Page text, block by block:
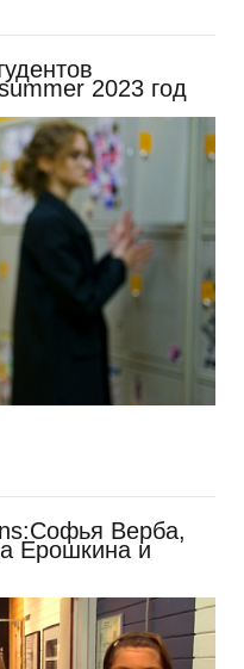
2023 год
Верба,
Ерошкина и